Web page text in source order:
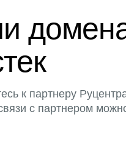
к партнеру
с партнером